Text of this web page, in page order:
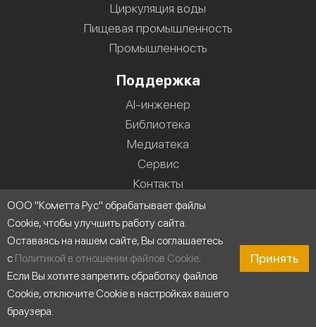
Циркуляция воды
Пищевая промышленность
Промышленность
Поддержка
AI-инженер
Библиотека
Медиатека
Сервис
Контакты
FAQ
Журнал
Новости
Область применения
ООО "Кометта Рус" обрабатывает файлы
Cookie, чтобы улучшить работу сайта.
Оставаясь на нашем сайте, Вы соглашаетесь
с Политикой в отношении файлов Cookie.
Если Вы хотите запретить обработку файлов
Cookie, отключите Cookie в настройках вашего
браузера.
Принять